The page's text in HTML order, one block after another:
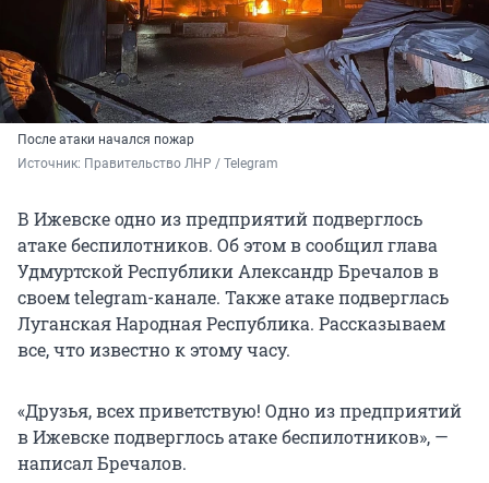
После атаки начался пожар
Источник: Правительство ЛНР / Telegram
В Ижевске одно из предприятий подверглось
атаке беспилотников. Об этом в сообщил глава
Удмуртской Республики Александр Бречалов в
своем telegram-канале. Также атаке подверглась
Луганская Народная Республика. Рассказываем
все, что известно к этому часу.
«Друзья, всех приветствую! Одно из предприятий
в Ижевске подверглось атаке беспилотников», —
написал Бречалов.